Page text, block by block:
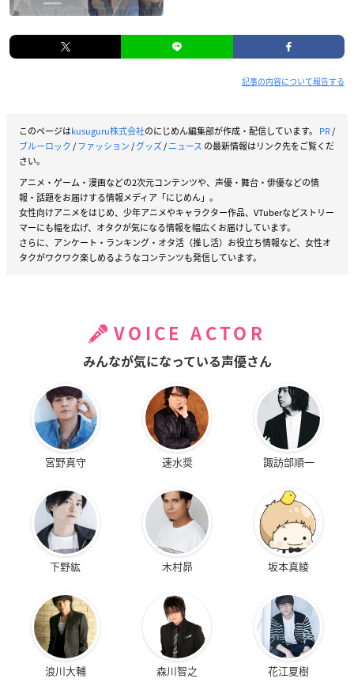
記事の内容について報告する
このページはkusuguru株式会社のにじめん編集部が作成・配信しています。 PR/
ブルーロック/ファッション/グッズ/ニュース の最新情報はリンク先をご覧くだ
さい。
アニメ・ゲーム・漫画などの2次元コンテンツや、声優・舞台・俳優などの情
報・話題をお届けする情報メディア「にじめん」。
女性向けアニメをはじめ、少年アニメやキャラクター作品、VTuberなどストリー
マーにも幅を広げ、オタクが気になる情報を幅広くお届けしています。
さらに、アンケート・ランキング・オタ活（推し活）お役立ち情報など、女性オ
タクがワクワク楽しめるようなコンテンツも発信しています。
VOICE ACTOR
みんなが気になっている声優さん
宮野真守 速水奨 諏訪部順一
下野紘 木村昴 坂本真綾
浪川大輔 森川智之 花江夏樹